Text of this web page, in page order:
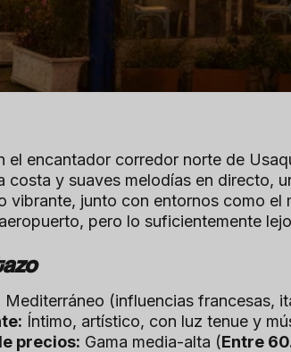
el encantador corredor norte de
costa y suaves melodías en directo,
vibrante, junto con entornos como el
pero lo suficientemente
Mediterráneo (influencias francesas,
Íntimo, artístico, con luz tenue y
precios: Gama media-alta (Entre